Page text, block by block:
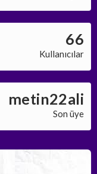
66
Kullanıcılar
metin22ali
Son üye